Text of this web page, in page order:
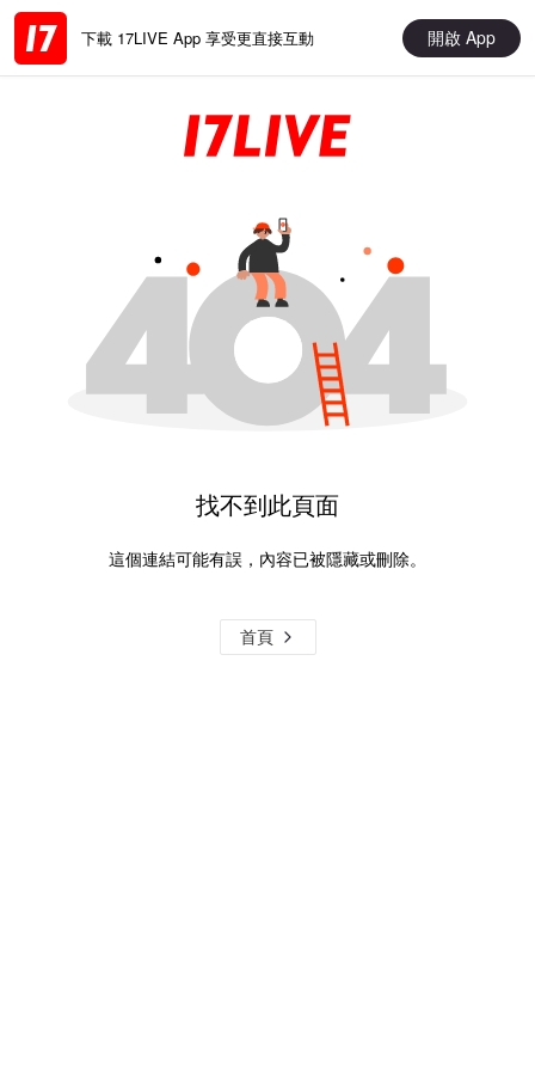
下載 17LIVE App 享受更直接互動 開啟 App
找不到此頁面
這個連結可能有誤，內容已被隱藏或刪除。
首頁